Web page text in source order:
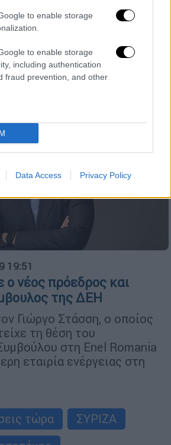
to enable storage
to enable storage
including authentication
fraud prevention, and other
Data Access Privacy Policy
για ΔΕΗ: Ξεπερνά τα
πρόβλημα
και διευθύνων σύμβουλος,
τόνισε ότι βασικός
γυρίσει σε αναπτυξιακή
19:51
νέος πρόεδρος και
της ΔΕΗ
Γιώργο Στάσση, ο οποίος
τη θέση του
στη Εnel Romania
εταιρία ενέργειας στη
τώρα
ΣΥΡΙΖΑ